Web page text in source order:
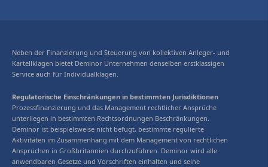
Neben der Finanzierung und Steuerung von kollektiven Anleger- und
Kartellklagen bietet Deminor Unternehmen denselben erstklassigen
Service auch für Individualklagen.
Regulatorische Einschränkungen in bestimmten Jurisdiktionen
Prozessfinanzierung und das Management rechtlicher Ansprüche
unterliegen in bestimmten Rechtsordnungen Beschränkungen.
Deminor ist beispielsweise nicht befugt, bestimmte regulierte
Aktivitäten im Zusammenhang mit dem Management von rechtlichen
Ansprüchen in Großbritannien durchzuführen. Deminor wird alle
anwendbaren Gesetze und Vorschriften einhalten und seine